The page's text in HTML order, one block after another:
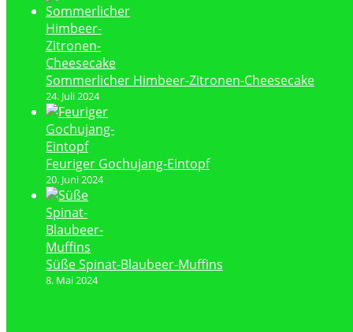
Sommerlicher Himbeer-Zitronen-Cheesecake
24. Juli 2024
Feuriger Gochujang-Eintopf
20. Juni 2024
Süße Spinat-Blaubeer-Muffins
8. Mai 2024